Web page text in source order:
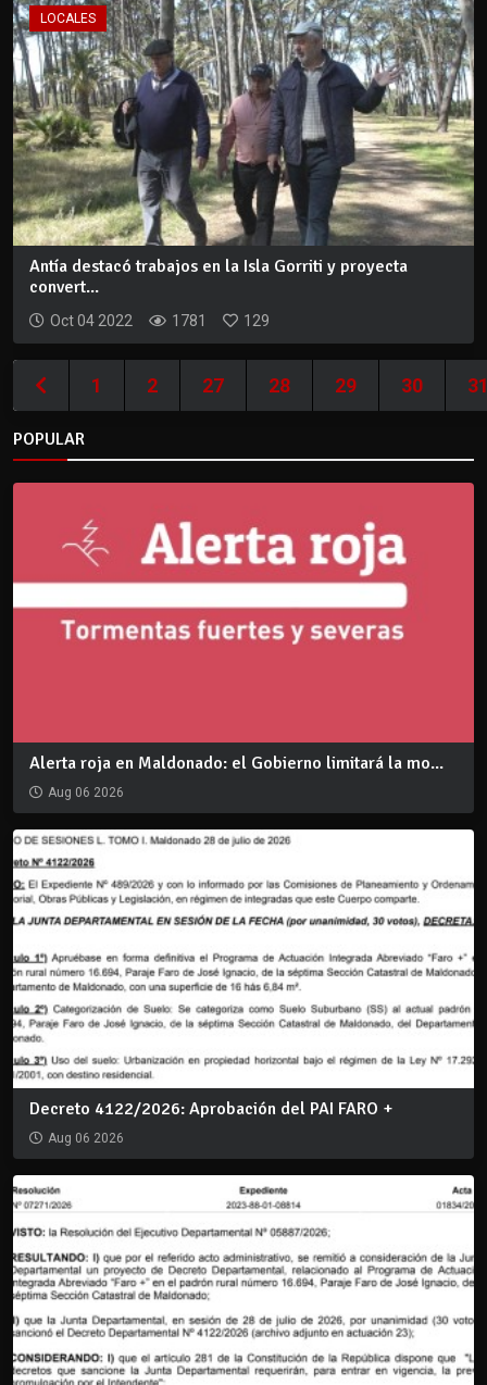
LOCALES
Antía destacó trabajos en la Isla Gorriti y proyecta
convert...
Oct 04 2022 1781 129
1 2 27 28 29 30
POPULAR
Alerta roja en Maldonado: el Gobierno limitará la mo...
Aug 06 2026
Decreto 4122/2026: Aprobación del PAI FARO +
Aug 06 2026